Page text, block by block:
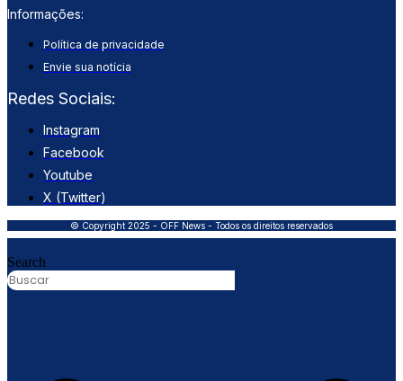
Informações:
Política de privacidade
Envie sua notícia
Redes Sociais:
Instagram
Facebook
Youtube
X (Twitter)
© Copyright 2025 - OFF News - Todos os direitos reservados
Search